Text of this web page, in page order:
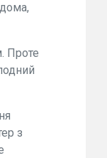
Проте
з